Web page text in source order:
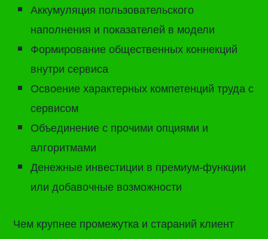
Аккумуляция пользовательского
наполнения и показателей в модели
Формирование общественных коннекций
внутри сервиса
Освоение характерных компетенций труда с
сервисом
Объединение с прочими опциями и
алгоритмами
Денежные инвестиции в премиум-функции
или добавочные возможности
Чем крупнее промежутка и стараний клиент